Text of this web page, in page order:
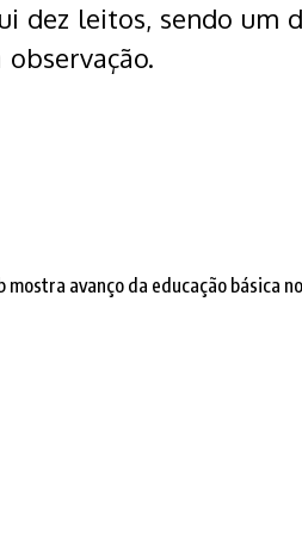
dez leitos, sendo um